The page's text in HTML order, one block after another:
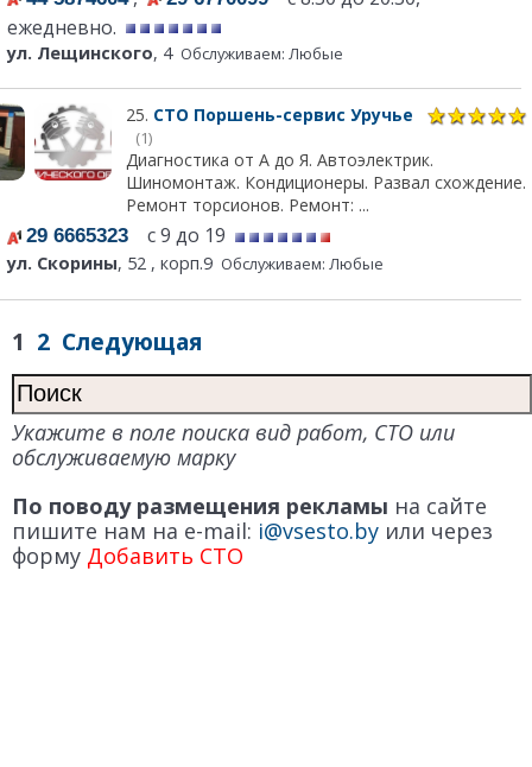
ежедневно.
ул. Лещинского, 4 Обслуживаем: Любые
25. СТО Поршень-сервис Уручье
(1)
Диагностика от А до Я. Автоэлектрик.
Шиномонтаж. Кондиционеры. Развал схождение.
Ремонт торсионов. Ремонт: ...
29 6665323 с 9 до 19
ул. Скорины, 52 , корп.9 Обслуживаем: Любые
1 2 Следующая
Укажите в поле поиска вид работ, СТО или
обслуживаемую марку
По поводу размещения рекламы на сайте
пишите нам на e-mail: i@vsesto.by или через
форму Добавить СТО